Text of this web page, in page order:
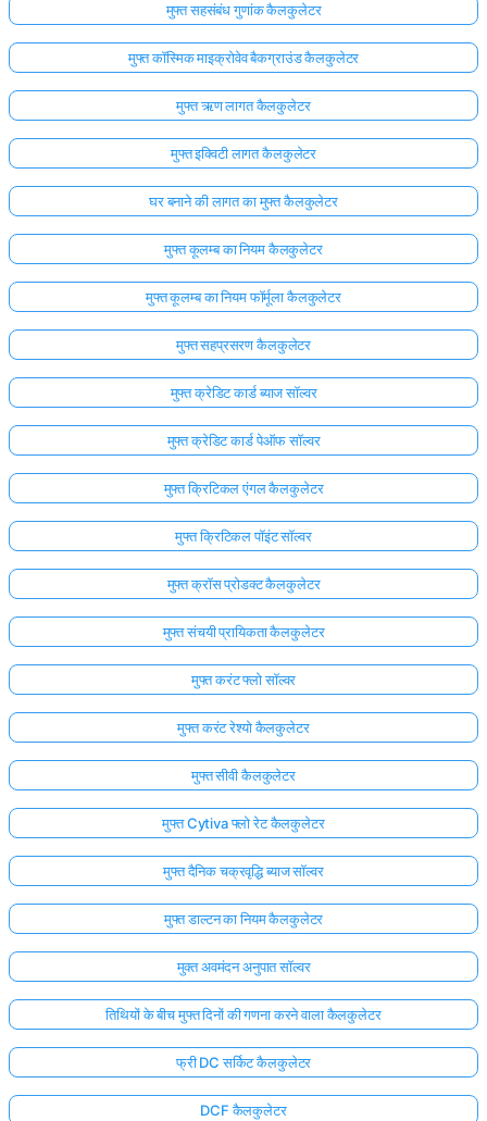
मुफ्त सहसंबंध गुणांक कैलकुलेटर
मुफ्त कॉस्मिक माइक्रोवेव बैकग्राउंड कैलकुलेटर
मुफ्त ऋण लागत कैलकुलेटर
मुफ्त इक्विटी लागत कैलकुलेटर
घर बनाने की लागत का मुफ्त कैलकुलेटर
मुफ्त कूलम्ब का नियम कैलकुलेटर
मुफ्त कूलम्ब का नियम फॉर्मूला कैलकुलेटर
मुफ्त सहप्रसरण कैलकुलेटर
मुफ्त क्रेडिट कार्ड ब्याज सॉल्वर
मुफ्त क्रेडिट कार्ड पेऑफ सॉल्वर
मुफ्त क्रिटिकल एंगल कैलकुलेटर
मुफ्त क्रिटिकल पॉइंट सॉल्वर
मुफ्त क्रॉस प्रोडक्ट कैलकुलेटर
मुफ्त संचयी प्रायिकता कैलकुलेटर
मुफ्त करंट फ्लो सॉल्वर
मुफ्त करंट रेश्यो कैलकुलेटर
मुफ्त सीवी कैलकुलेटर
मुफ्त Cytiva फ्लो रेट कैलकुलेटर
मुफ्त दैनिक चक्रवृद्धि ब्याज सॉल्वर
मुफ्त डाल्टन का नियम कैलकुलेटर
मुक्त अवमंदन अनुपात सॉल्वर
तिथियों के बीच मुफ्त दिनों की गणना करने वाला कैलकुलेटर
फ्री DC सर्किट कैलकुलेटर
DCF कैलकुलेटर